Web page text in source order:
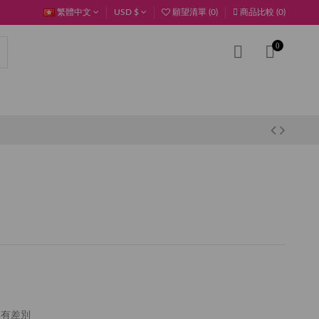
繁體中文 USD $ 願望清單 (0) 商品比較 (0)
0
差別